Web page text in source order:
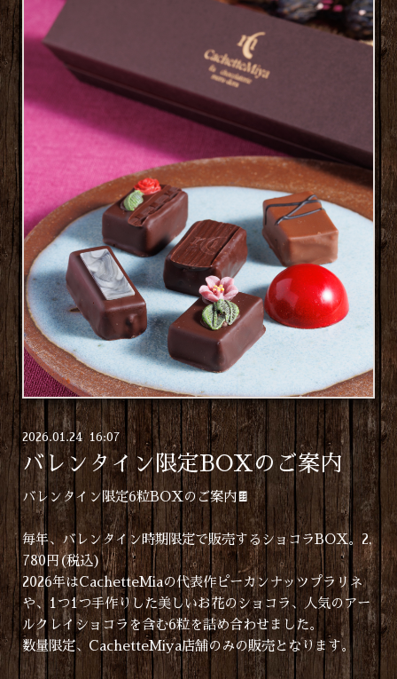
2026.01.24 16:07
バレンタイン限定BOXのご案内
バレンタイン限定6粒BOXのご案内🍫
毎年、バレンタイン時期限定で販売するショコラBOX。2,
780円(税込)
2026年はCachetteMiaの代表作ピーカンナッツプラリネ
や、1つ1つ手作りした美しいお花のショコラ、人気のアー
ルクレイショコラを含む6粒を詰め合わせました。
数量限定、CachetteMiya店舗のみの販売となります。